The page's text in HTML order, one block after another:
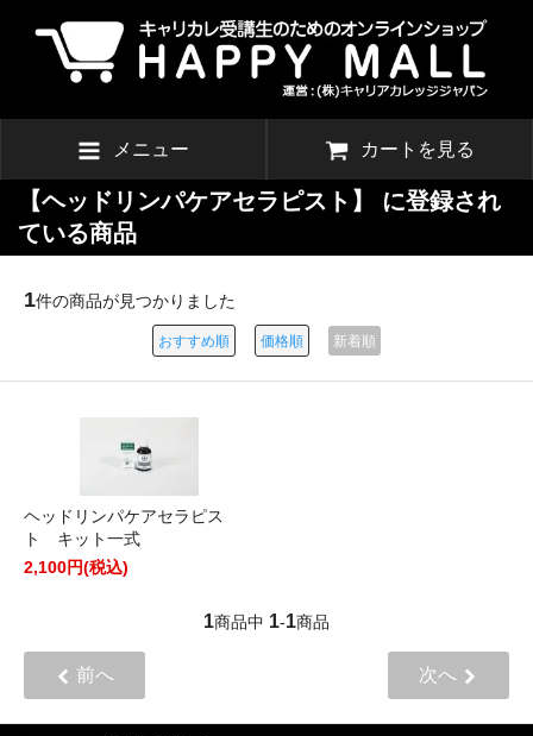
メニュー カートを見る
【ヘッドリンパケアセラピスト】 に登録され
ている商品
1件の商品が見つかりました
おすすめ順 価格順 新着順
ヘッドリンパケアセラピス
ト キット一式
2,100円(税込)
1商品中 1-1商品
前へ 次へ